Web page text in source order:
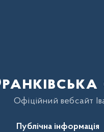
Офіційний вебсайт
Публічна інформація